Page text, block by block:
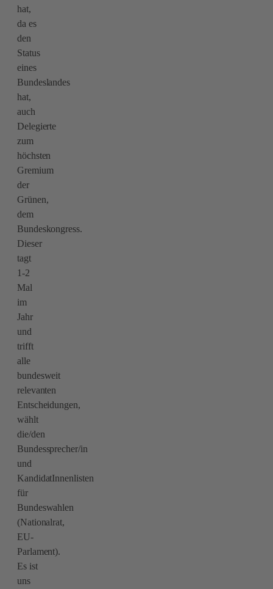
hat,
da es
den
Status
eines
Bundeslandes
hat,
auch
Delegierte
zum
höchsten
Gremium
der
Grünen,
dem
Bundeskongress.
Dieser
tagt
1-2
Mal
im
Jahr
und
trifft
alle
bundesweit
relevanten
Entscheidungen,
wählt
die/den
Bundessprecher/in
und
KandidatInnenlisten
für
Bundeswahlen
(Nationalrat,
EU-
Parlament).
Es ist
uns